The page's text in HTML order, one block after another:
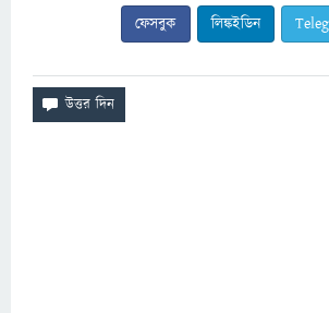
ফেসবুক লিঙ্কইডিন